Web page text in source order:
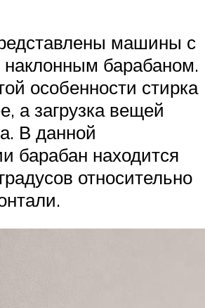
машины с
барабаном.
особенности стирка
а загрузка вещей
В данной
барабан находится
относительно